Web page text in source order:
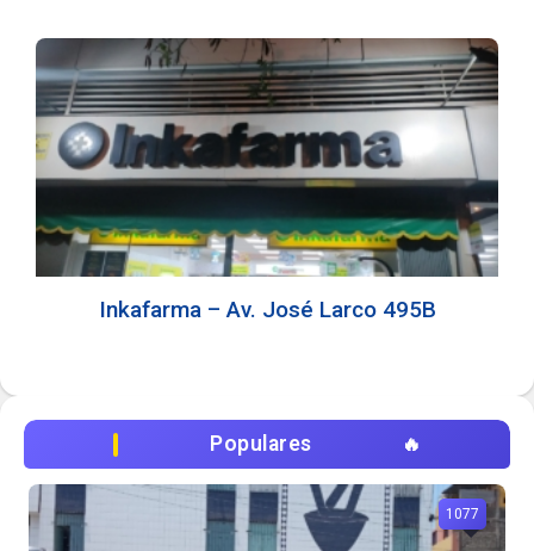
Inkafarma – Av. José Larco 495B
Populares
1077